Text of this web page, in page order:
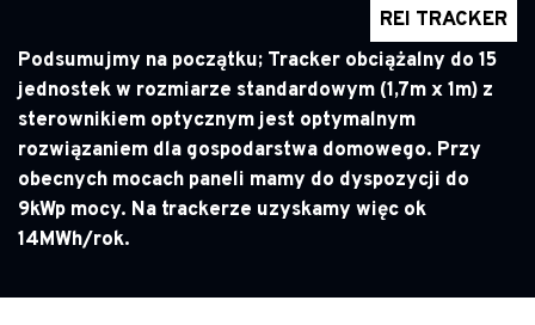
REI TRACKER
Podsumujmy na początku; Tracker obciążalny do 15
jednostek w rozmiarze standardowym (1,7m x 1m) z
sterownikiem optycznym jest optymalnym
rozwiązaniem dla gospodarstwa domowego. Przy
obecnych mocach paneli mamy do dyspozycji do
9kWp mocy. Na trackerze uzyskamy więc ok
14MWh/rok.